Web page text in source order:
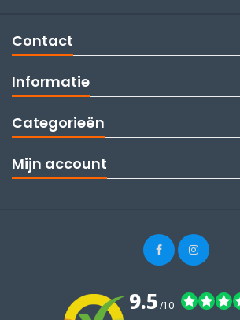
Contact
Informatie
Categorieën
Mijn account
9.5/10